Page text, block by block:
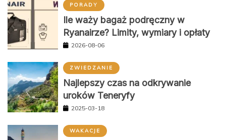
PORADY
Ile waży bagaż podręczny w
Ryanairze? Limity, wymiary i opłaty
2026-08-06
ZWIEDZANIE
Najlepszy czas na odkrywanie
uroków Teneryfy
2025-03-18
WAKACJE